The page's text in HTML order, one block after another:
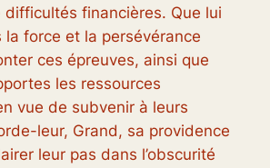
financières. Que lui
la force et la persévérance
ces épreuves, ainsi que
les ressources
vue de subvenir à leurs
leur, Grand, sa providence
leur pas dans l’obscurité